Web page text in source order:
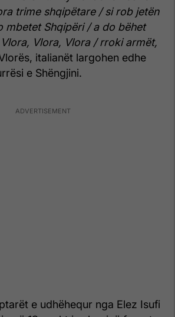
trime shqipëtare / si rob jetën
mbetet Shqipëri / a do bëhet
Vlora, Vlora / rroki armët,
italianët largohen edhe
e Shëngjini.
e udhëhequr nga Elez Isufi